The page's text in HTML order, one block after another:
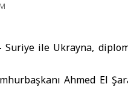
Suriye ile Ukrayna,
Ahmed El